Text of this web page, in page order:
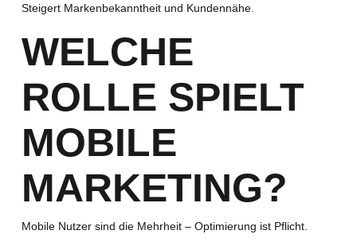
Steigert Markenbekanntheit und Kundennähe.
WELCHE
ROLLE SPIELT
MOBILE
MARKETING?
Mobile Nutzer sind die Mehrheit – Optimierung ist Pflicht.